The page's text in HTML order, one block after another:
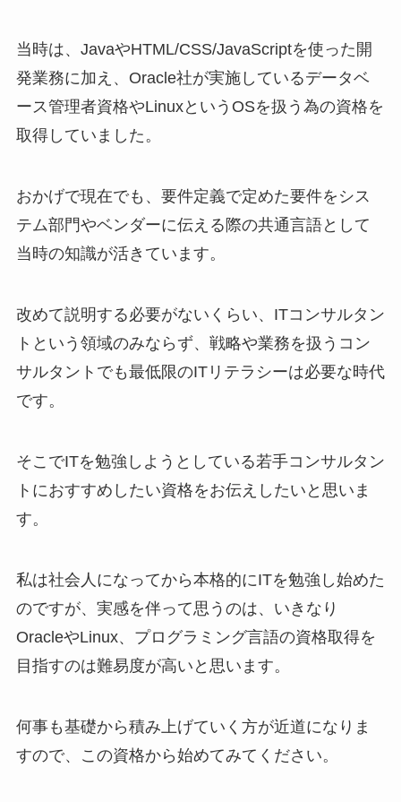
当時は、JavaやHTML/CSS/JavaScriptを使った開
発業務に加え、Oracle社が実施しているデータベ
ース管理者資格やLinuxというOSを扱う為の資格を
取得していました。
おかげで現在でも、要件定義で定めた要件をシス
テム部門やベンダーに伝える際の共通言語として
当時の知識が活きています。
改めて説明する必要がないくらい、ITコンサルタン
トという領域のみならず、戦略や業務を扱うコン
サルタントでも最低限のITリテラシーは必要な時代
です。
そこでITを勉強しようとしている若手コンサルタン
トにおすすめしたい資格をお伝えしたいと思いま
す。
私は社会人になってから本格的にITを勉強し始めた
のですが、実感を伴って思うのは、いきなり
OracleやLinux、プログラミング言語の資格取得を
目指すのは難易度が高いと思います。
何事も基礎から積み上げていく方が近道になりま
すので、この資格から始めてみてください。